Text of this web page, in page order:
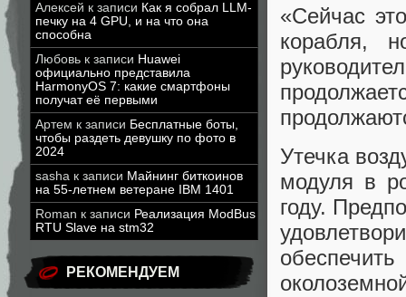
Алексей к записи Как я собрал LLM-
печку на 4 GPU, и на что она
способна
Любовь к записи Huawei
официально представила
HarmonyOS 7: какие смартфоны
получат её первыми
Артем к записи Бесплатные боты,
чтобы раздеть девушку по фото в
2024
sasha к записи Майнинг биткоинов
на 55-летнем ветеране IBM 1401
Roman к записи Реализация ModBus
RTU Slave на stm32
РЕКОМЕНДУЕМ
«Сейчас
корабля,
Утечка
модуля в
году.